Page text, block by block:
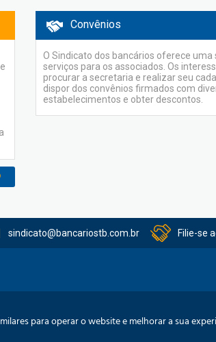
Convênios
O Sindicato dos bancários oferece uma
serviços para os associados. Os
procurar a secretaria e realizar seu
dispor dos convênios firmados com
estabelecimentos e obter descontos.
sindicato@bancariostb.com.br Filie-se
para operar o website e melhorar a sua